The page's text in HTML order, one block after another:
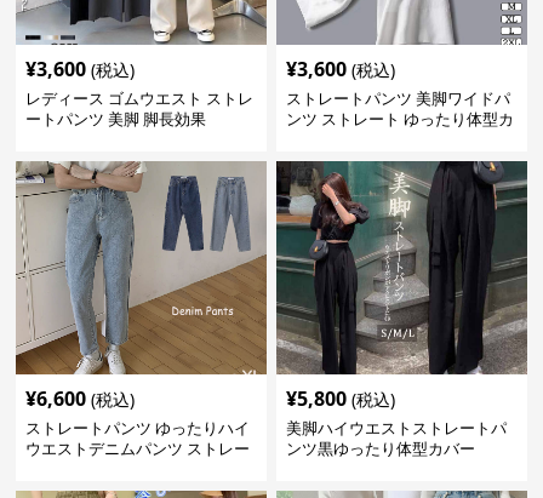
¥3,600 (税込)
レディース ゴムウエスト ストレ
ートパンツ 美脚 脚長効果
¥3,600 (税込)
ストレートパンツ 美脚ワイドパ
ンツ ストレート ゆったり体型カ
¥6,600 (税込)
ストレートパンツ ゆったりハイ
ウエストデニムパンツ ストレー
¥5,800 (税込)
美脚ハイウエストストレートパ
ンツ黒ゆったり体型カバー